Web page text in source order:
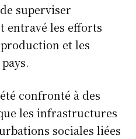
superviser
entravé les efforts
et les
confronté à des
les infrastructures
sociales liées